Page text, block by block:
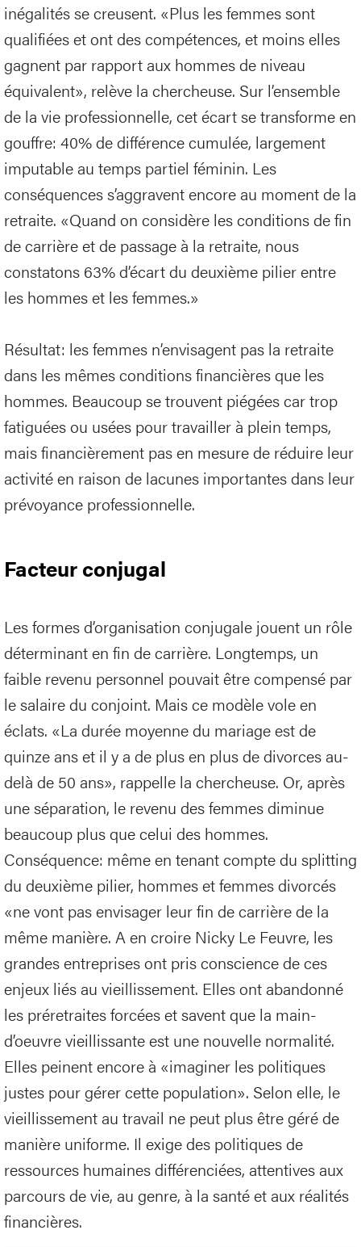
inégalités se creusent. «Plus les femmes sont
qualifiées et ont des compétences, et moins elles
gagnent par rapport aux hommes de niveau
équivalent», relève la chercheuse. Sur l’ensemble
de la vie professionnelle, cet écart se transforme en
gouffre: 40% de différence cumulée, largement
imputable au temps partiel féminin. Les
conséquences s’aggravent encore au moment de la
retraite. «Quand on considère les conditions de fin
de carrière et de passage à la retraite, nous
constatons 63% d’écart du deuxième pilier entre
les hommes et les femmes.»
Résultat: les femmes n’envisagent pas la retraite
dans les mêmes conditions financières que les
hommes. Beaucoup se trouvent piégées car trop
fatiguées ou usées pour travailler à plein temps,
mais financièrement pas en mesure de réduire leur
activité en raison de lacunes importantes dans leur
prévoyance professionnelle.
Facteur conjugal
Les formes d’organisation conjugale jouent un rôle
déterminant en fin de carrière. Longtemps, un
faible revenu personnel pouvait être compensé par
le salaire du conjoint. Mais ce modèle vole en
éclats. «La durée moyenne du mariage est de
quinze ans et il y a de plus en plus de divorces au-
delà de 50 ans», rappelle la chercheuse. Or, après
une séparation, le revenu des femmes diminue
beaucoup plus que celui des hommes.
Conséquence: même en tenant compte du splitting
du deuxième pilier, hommes et femmes divorcés
«ne vont pas envisager leur fin de carrière de la
même manière. A en croire Nicky Le Feuvre, les
grandes entreprises ont pris conscience de ces
enjeux liés au vieillissement. Elles ont abandonné
les préretraites forcées et savent que la main-
d’oeuvre vieillissante est une nouvelle normalité.
Elles peinent encore à «imaginer les politiques
justes pour gérer cette population». Selon elle, le
vieillissement au travail ne peut plus être géré de
manière uniforme. Il exige des politiques de
ressources humaines différenciées, attentives aux
parcours de vie, au genre, à la santé et aux réalités
financières.